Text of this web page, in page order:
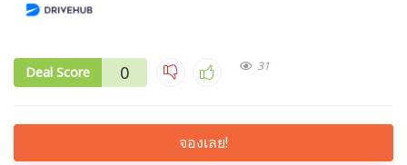
Deal Score 0 31
จองเลย!